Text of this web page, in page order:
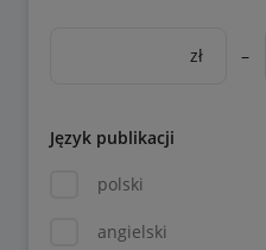
zł –
Język publikacji
polski
angielski